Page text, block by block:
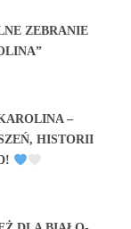
ZEBRANIE
–
HISTORII